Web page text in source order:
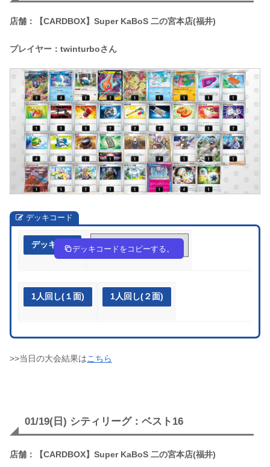
店舗：【CARDBOX】Super KaBoS 二の宮本店(福井)
プレイヤー：twinturboさん
デッキコード
デッキ作成 FVw1kf-QYZlI0-Vv1V5F
デッキコードをコピーする。
1人回し(１面) 1人回し(２面)
>>当日の大会結果はこちら
01/19(日) シティリーグ：ベスト16
店舗：【CARDBOX】Super KaBoS 二の宮本店(福井)